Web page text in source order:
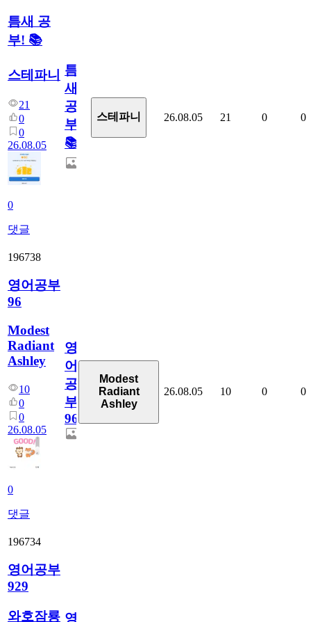
틈새 공
부! 📚
스테파니
21
0
0
26.08.05
0
댓글
틈
새
공
부!
📚
스테파니 26.08.05 21 0 0
196738
영어공부
96
Modest
Radiant
Ashley
10
0
0
26.08.05
0
댓글
영
어
공
부
96
Modest
Radiant
Ashley
26.08.05 10 0 0
196734
영어공부
929
와호잠룡 영